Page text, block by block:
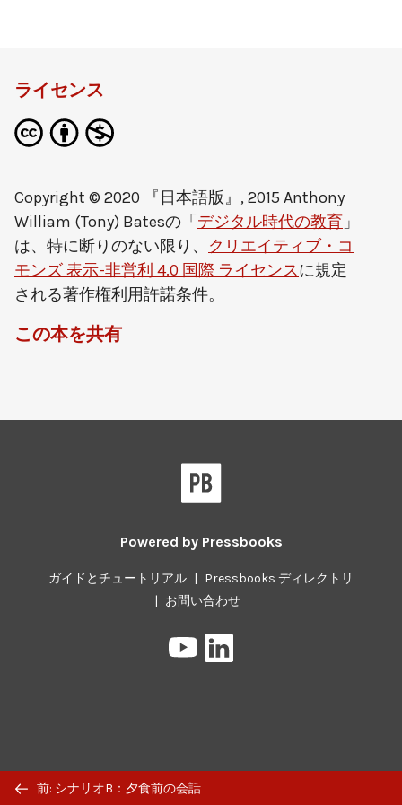
Previous/next
前: シナリオB：夕食前の会話
ライセンス
Copyright © 2020 『日本語版』, 2015 Anthony
William (Tony) Batesの「 デジタル時代の教育 」
は、特に断りのない限り、 クリエイティブ・コ
モンズ 表示-非営利 4.0 国際 ライセンスに規定
される著作権利用許諾条件。
この本を共有
Powered by Pressbooks
ガイドとチュートリアル | Pressbooks ディレクトリ
| お問い合わせ
Pressbooks
の
on